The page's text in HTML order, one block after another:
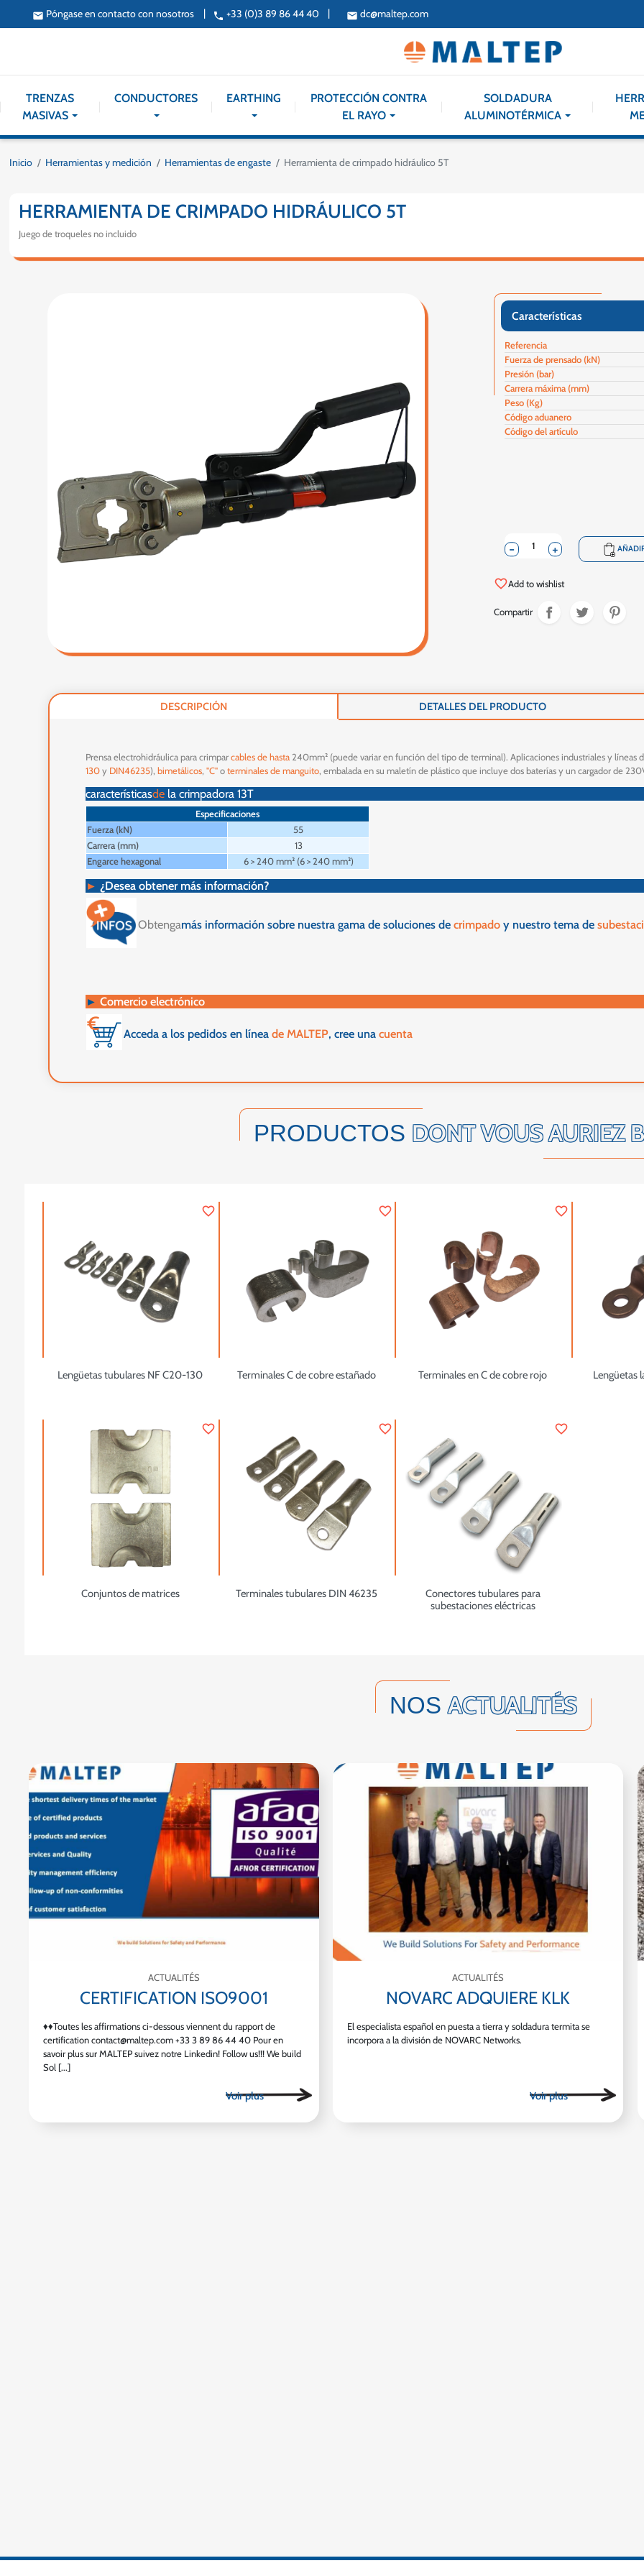
email Póngase en contacto con nosotros | phone +33 (0)3 89 86 44 40 | email dc@maltep.com
TRENZAS
MASIVAS
CONDUCTORES EARTHING
PROTECCIÓN CONTRA
EL RAYO
SOLDADURA
ALUMINOTÉRMICA
Inicio Herramientas y medición Herramientas de engaste Herramienta de crimpado hidráulico 5T
HERRAMIENTA DE CRIMPADO HIDRÁULICO 5T
Juego de troqueles no incluido
Características
Referencia
Fuerza de prensado (kN)
Presión (bar)
Carrera máxima (mm)
Peso (Kg)
Código aduanero
Código del artículo
+
- shopping_cart
favorite_borderAdd to wishlist
Compartir
DESCRIPCIÓN DETALLES DEL PRODUCTO
Prensa electrohidráulica para crimparcables dehasta 240mm² (puede variar en función del tipo de terminal). Aplicaciones industriales y líneas
130y DIN46235),bimetálicos,"C"oterminales de manguito, embalada en su maletín de plástico que incluye dos baterías y un cargador de
característicasde la crimpadora 13T
Especificaciones
Fuerza (kN)
55
Carrera (mm)
13
Engarce hexagonal
6 > 240 mm² (6 > 240 mm²)
► ¿Desea obtener más información?
Obtengamás información sobre nuestra gama de soluciones decrimpado y nuestro tema de
► Comercio electrónico
Acceda a los pedidos en líneade MALTEP, cree unacuenta
PRODUCTOS DONT VOUS AURIEZ
Lengüetas tubulares NF C20-130
favorite_border
Terminales C de cobre estañado
favorite_border
Terminales en C de cobre rojo
favorite_border
Lengüetas
Conjuntos de matrices
favorite_border
Terminales tubulares DIN 46235
favorite_border
Conectores tubulares para
subestaciones eléctricas
favorite_border
NOSACTUALITÉS
ACTUALITÉS
CERTIFICATION ISO9001
♦♦Toutes les affirmations ci-dessous viennent du rapport de
certification contact@maltep.com +33 3 89 86 44 40 Pour en
savoir plus sur MALTEP suivez notre Linkedin! Follow us!!! We build
Sol [...]
ACTUALITÉS
NOVARC ADQUIERE KLK
El especialista español en puesta a tierra y soldadura termita se
incorpora a la división de NOVARC Networks.